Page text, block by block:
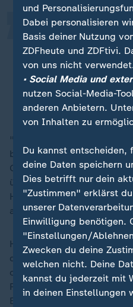
Ich wusste
zukommen wird.
mir nicht klar,
machen würde.
Ehemaliger Oberleutnant Marc
"Ich lande da, diese
brüllende Hitze schlägt
Gestank in der Luft. Ich
überall Soldaten. Ich sehe
Himmel fliegen. Ich kam
anderen Welt."
Hinzmann sollte im
deutschen
organisieren - ohne genaue
Regierung, ohne aktuelle
Einweisung. Vor den Toren
und
Dabei personalisieren
Basis deiner Nutzung
ZDFheute und ZDFtivi.
von uns nicht
• Social Media und
nutzen Social-Media-
anderen Anbietern.
von Inhalten zu
Du kannst entscheiden,
deine Daten speichern
Dies betrifft nur dein
"Zustimmen" erklärst
unserer
Einwilligung benötigen.
"Einstellungen/
Zwecken du deine
welchen nicht. Deine
kannst du jederzeit mit
in deinen Einstellungen